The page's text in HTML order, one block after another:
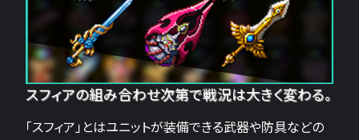
スフィアの組み合わせ次第で戦況は大きく変わる。
「スフィア」とはユニットが装備できる武器や防具などの